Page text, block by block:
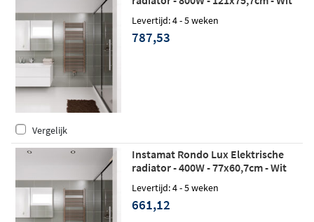
Levertijd: 4 - 5 weken
787,53
Vergelijk
Instamat Rondo Lux Elektrische
radiator - 400W - 77x60,7cm - Wit
Levertijd: 4 - 5 weken
661,12